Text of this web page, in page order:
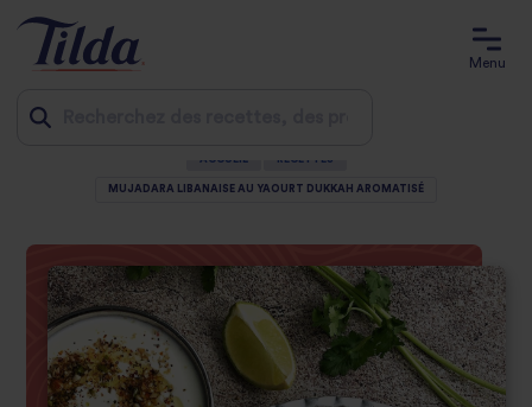
content
Menu
ACCUEIL RECETTES
MUJADARA LIBANAISE AU YAOURT DUKKAH AROMATISÉ